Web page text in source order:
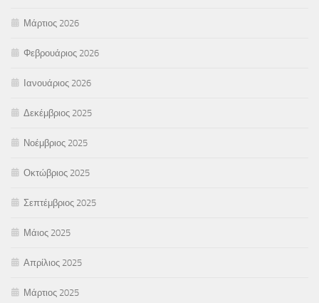
Μάρτιος 2026
Φεβρουάριος 2026
Ιανουάριος 2026
Δεκέμβριος 2025
Νοέμβριος 2025
Οκτώβριος 2025
Σεπτέμβριος 2025
Μάιος 2025
Απρίλιος 2025
Μάρτιος 2025